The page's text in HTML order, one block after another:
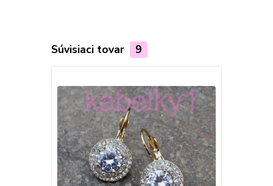
Súvisiaci tovar 9